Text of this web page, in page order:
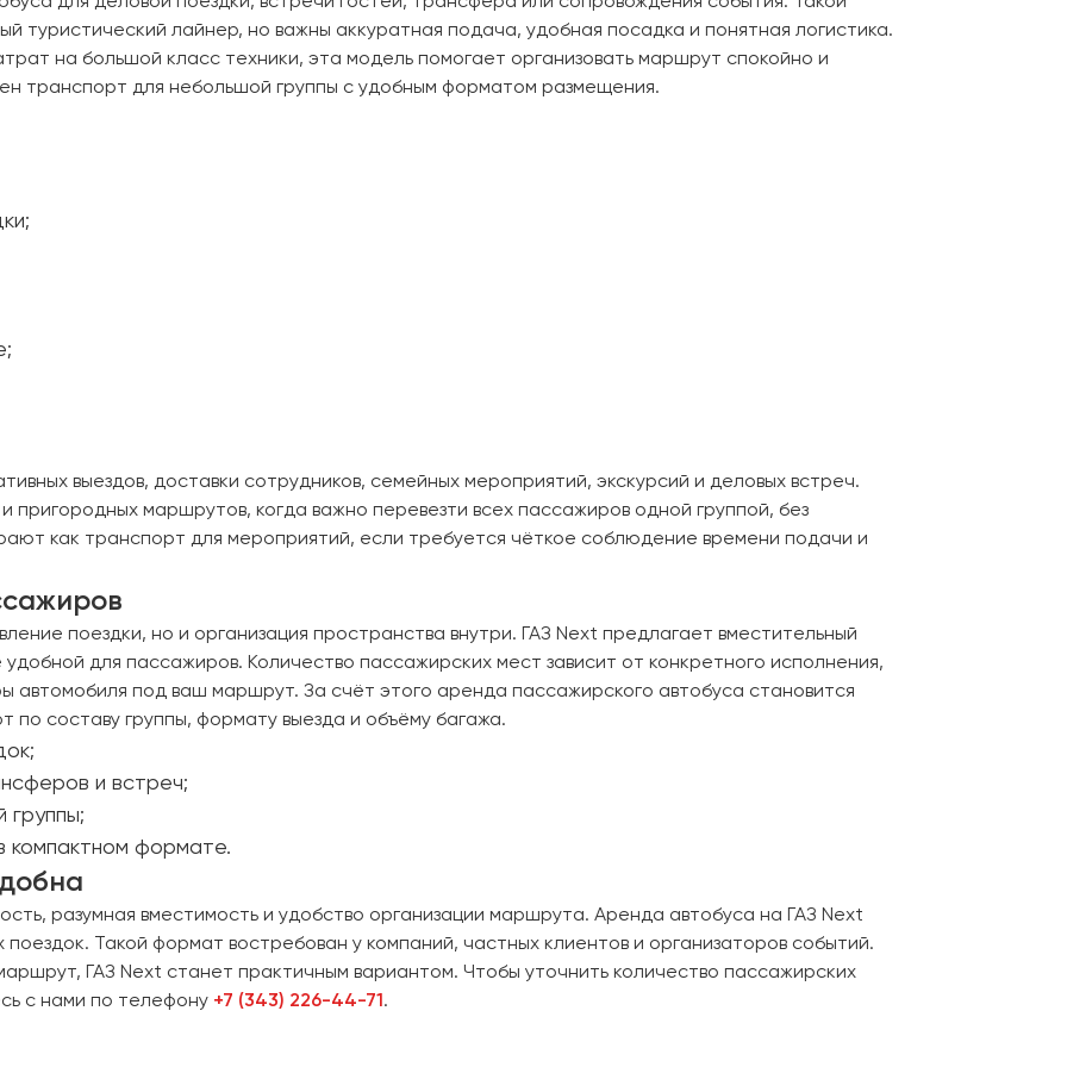
туристический лайнер, но важны аккуратная подача, удобная посадка и понятная логистика.
на большой класс техники, эта модель помогает организовать маршрут спокойно и
транспорт для небольшой группы с удобным форматом размещения.
выездов, доставки сотрудников, семейных мероприятий, экскурсий и деловых встреч.
маршрутов, когда важно перевезти всех пассажиров одной группой, без
как транспорт для мероприятий, если требуется чёткое соблюдение времени подачи и
поездки, но и организация пространства внутри. ГАЗ Next предлагает вместительный
для пассажиров. Количество пассажирских мест зависит от конкретного исполнения,
под ваш маршрут. За счёт этого аренда пассажирского автобуса становится
составу группы, формату выезда и объёму багажа.
и встреч;
группы;
компактном формате.
разумная вместимость и удобство организации маршрута. Аренда автобуса на ГАЗ Next
Такой формат востребован у компаний, частных клиентов и организаторов событий.
ГАЗ Next станет практичным вариантом. Чтобы уточнить количество пассажирских
с нами по телефону +7 (343) 226-44-71.
на кнопку, вы соглашаетесь с политикой конфиденциальности
на кнопку, вы соглашаетесь с политикой конфиденциальности